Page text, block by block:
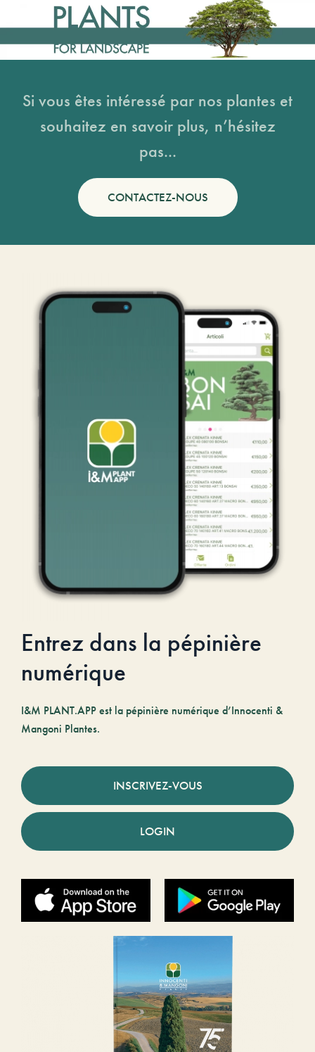
Si vous êtes intéressé par nos plantes et
souhaitez en savoir plus, n’hésitez
pas...
CONTACTEZ-NOUS
Entrez dans la pépinière
numérique
I&M PLANT.APP est la pépinière numérique d’Innocenti &
Mangoni Plantes.
INSCRIVEZ-VOUS
LOGIN